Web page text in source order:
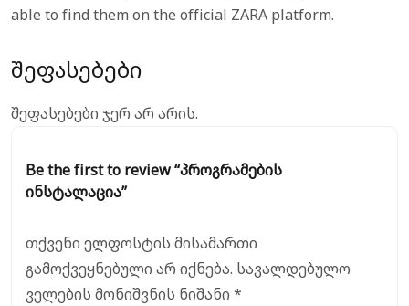
able to find them on the official ZARA platform.
შეფასებები
შეფასებები ჯერ არ არის.
Be the first to review “პროგრამების
ინსტალაცია”
თქვენი ელფოსტის მისამართი
გამოქვეყნებული არ იქნება. სავალდებულო
ველების მონიშვნის ნიშანი *